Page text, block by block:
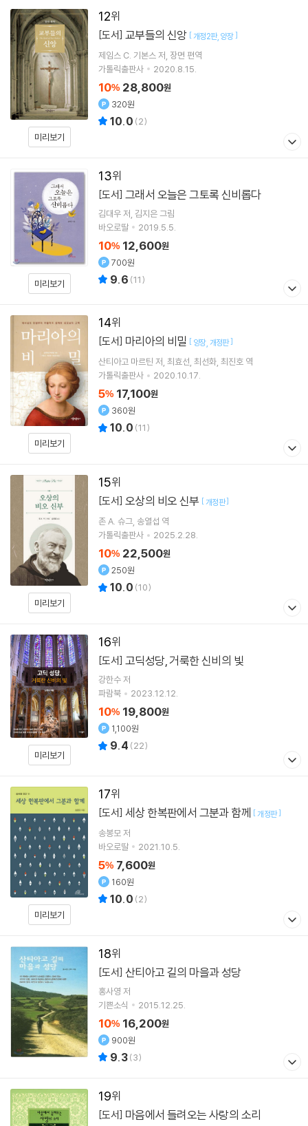
12
미리보기
[도서] 교부들의 신앙 [개정2판 양장]
제임스 C. 기본스 저 장면 편역
가톨릭출판사
2020.8.15.
10% 28,800원
320원
10.0 (2)
13
미리보기
[도서] 그래서 오늘은 그토록 신비롭다
김대우저 김지은그림
바오로딸
2019.5.5.
10% 12,600원
700원
9.6 (11)
14
미리보기
[도서] 마리아의 비밀 [ 양장 개정판]
산티아고 마르틴 저 최효선 최선화 최진호 역
가톨릭출판사
2020.10.17.
5% 17,100원
360원
10.0 (11)
15
미리보기
[도서] 오상의 비오 신부 [개정판]
존 A. 슈그 송열섭 역
가톨릭출판사
2025.2.28.
10% 22,500원
250원
10.0 (10)
16
미리보기
[도서] 고딕성당, 거룩한 신비의 빛
강한수저
파람북
2023.12.12.
10% 19,800원
1,100원
9.4 (22)
17
미리보기
[도서] 세상 한복판에서 그분과 함께 [개정판]
송봉모 저
바오로딸
2021.10.5.
5% 7,600원
160원
10.0 (2)
18
[도서] 산티아고 길의 마을과 성당
홍사영 저
기쁜소식
2015.12.25.
10% 16,200원
900원
9.3(3)
19
[도서] 마음에서 들려오는 사랑의 소리